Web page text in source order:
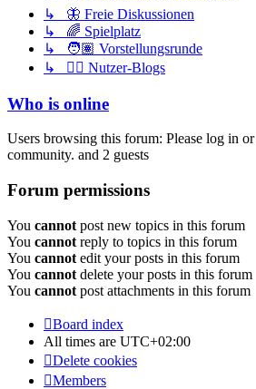
↳ 🦋 Freie Diskussionen
↳ 🌈 Spielplatz
↳ 🧑🏽 Vorstellungsrunde
↳ ✍🏽 Nutzer-Blogs
Who is online
Users browsing this forum: Please log in
community. and 2 guests
Forum permissions
You cannot post new topics in this forum
You cannot reply to topics in this forum
You cannot edit your posts in this forum
You cannot delete your posts in this forum
You cannot post attachments in this forum
Board index
All times are UTC+02:00
Delete cookies
Members